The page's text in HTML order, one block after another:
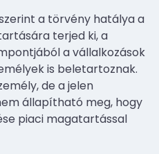
a törvény hatálya a
terjed ki, a
a vállalkozások
is beletartoznak.
de a jelen
állapítható meg, hogy
piaci magatartással